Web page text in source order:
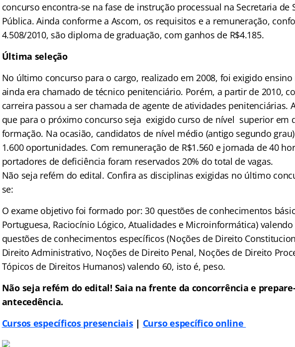
concurso encontra-se na fase de instrução processual na Secretaria de
Pública. Ainda conforme a Ascom, os requisitos e a remuneração,
4.508/2010, são diploma de graduação, com ganhos de R$4.185.
Última seleção
No último concurso para o cargo, realizado em 2008, foi exigido
ainda era chamado de técnico penitenciário. Porém, a partir de 2010,
carreira passou a ser chamada de agente de atividades penitenciárias.
que para o próximo concurso seja exigido curso de nível superior em
formação. Na ocasião, candidatos de nível médio (antigo segundo
1.600 oportunidades. Com remuneração de R$1.560 e jornada de 40
portadores de deficiência foram reservados 20% do total de vagas.
Não seja refém do edital. Confira as disciplinas exigidas no último
se:
O exame objetivo foi formado por: 30 questões de conhecimentos
Portuguesa, Raciocínio Lógico, Atualidades e Microinformática)
questões de conhecimentos específicos (Noções de Direito
Direito Administrativo, Noções de Direito Penal, Noções de Direito
Tópicos de Direitos Humanos) valendo 60, isto é, peso.
Não seja refém do edital! Saia na frente da concorrência e
antecedência.
Cursos específicos presenciais | Curso específico online